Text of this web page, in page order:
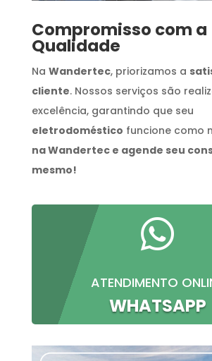
Compromisso com a
Qualidade
Na Wandertec, priorizamos a
cliente. Nossos serviços são
excelência, garantindo que seu
eletrodoméstico funcione como
na Wandertec e agende seu
mesmo!

ATENDIMENTO
WHATSAPP